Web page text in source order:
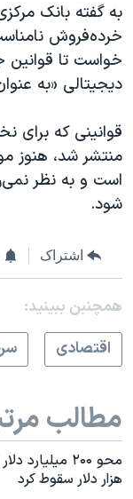
به گفته بانک مرکزی
خرده‌فروش
خواست تا قوانین
دیجیتالی «به
منتشر شد، هنوز
شود.
اشتراک
همچنبن ببینید:
اقتصادی
مطالب
هزار دلار سقوط کرد